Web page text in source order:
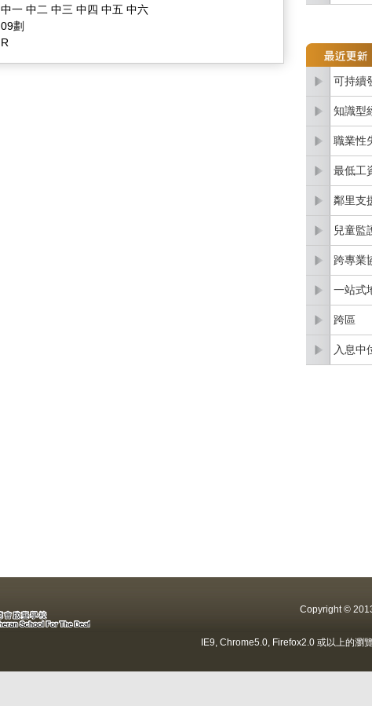
中一 中二 中三 中四 中五 中六
09劃
R
可持續
知識型
職業性
最低工
鄰里支
兒童監
跨專業
一站式
跨區
入息中
Copyright ©
IE9, Chrome5.0, Firefox2.0 或以上的瀏